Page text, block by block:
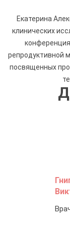
Екатерина
клинических
репродуктивной
посвященных